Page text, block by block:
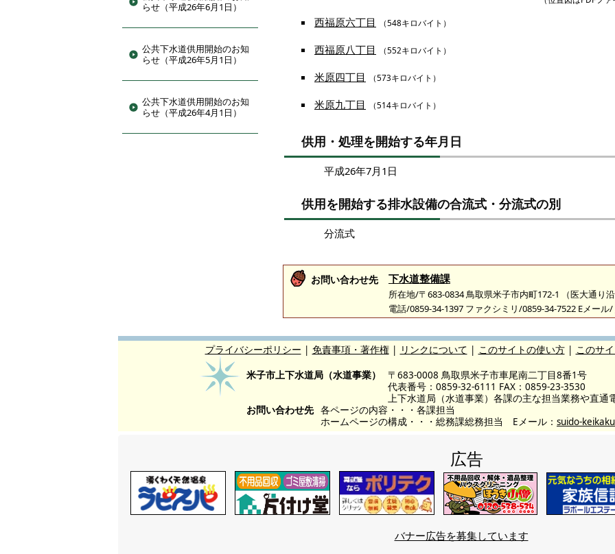
らせ（平成26年6月1日）
公共下水道供用開始のお知
らせ（平成26年5月1日）
公共下水道供用開始のお知
らせ（平成26年4月1日）
西福原六丁目 （548キロバイト）
西福原八丁目 （552キロバイト）
米原四丁目 （573キロバイト）
米原九丁目 （514キロバイト）
供用・処理を開始する年月日
平成26年7月1日
供用を開始する排水設備の合流式・分流式の別
分流式
お問い合わせ先 下水道整備課
所在地/〒683-0834 鳥取県米子市内町172-1 （医大通り沿
電話/0859-34-1397 ファクシミリ/0859-34-7522 Eメール/
プライバシーポリシー | 免責事項・著作権 | リンクについて | このサイトの使い方 | このサ
米子市上下水道局（水道事業）
〒683-0008 鳥取県米子市車尾南二丁目8番1号
代表番号：0859-32-6111 FAX：0859-23-3530
上下水道局（水道事業）各課の主な担当業務や直通
お問い合わせ先 各ページの内容・・・各課担当
ホームページの構成・・・総務課総務担当 Eメール： suido-
広告
バナー広告を募集しています